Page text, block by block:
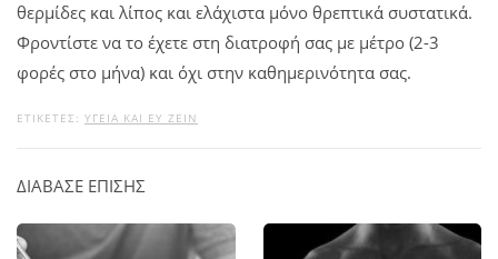
θερμίδες και λίπος και ελάχιστα μόνο θρεπτικά συστατικά.
Φροντίστε να το έχετε στη διατροφή σας με μέτρο (2-3
φορές στο μήνα) και όχι στην καθημερινότητα σας.
ΕΤΙΚΕΤΕΣ: ΥΓΕΊΑ ΚΑΙ ΕΥ ΖΕΙΝ
ΔΙΑΒΑΣΕ ΕΠΙΣΗΣ